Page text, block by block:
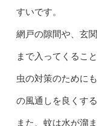
すいです。
網戸の隙間や、玄
まで入ってくるこ
虫の対策のために
の風通しを良くす
また、蚊は水が溜